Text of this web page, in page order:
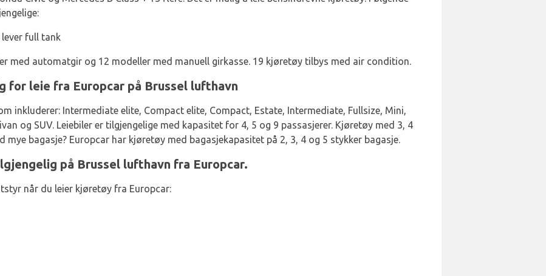
full tank
med automatgir og 12 modeller med manuell girkasse. 19 kjøretøy tilbys med air condition.
for leie fra Europcar på Brussel lufthavn
inkluderer: Intermediate elite, Compact elite, Compact, Estate, Intermediate, Fullsize, Mini,
og SUV. Leiebiler er tilgjengelige med kapasitet for 4, 5 og 9 passasjerer. Kjøretøy med 3, 4
mye bagasje? Europcar har kjøretøy med bagasjekapasitet på 2, 3, 4 og 5 stykker bagasje.
på Brussel lufthavn fra Europcar.
når du leier kjøretøy fra Europcar: